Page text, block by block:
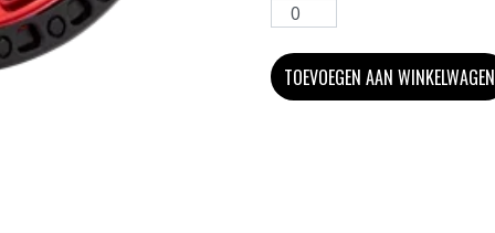
TOEVOEGEN AAN WINKELWAGEN